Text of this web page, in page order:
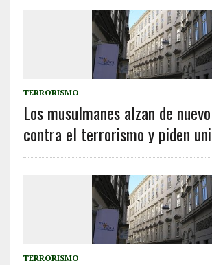
TERRORISMO
Los musulmanes alzan de
contra el terrorismo y piden
TERRORISMO